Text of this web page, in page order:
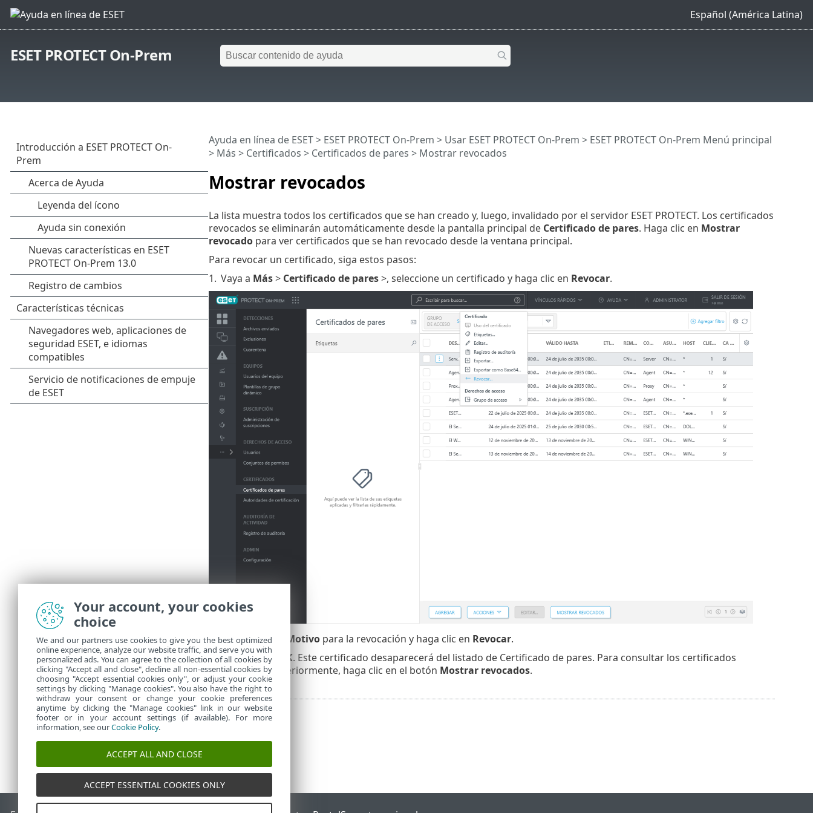
Español (América Latina)
ESET PROTECT On-Prem
Mostrar revocados
Ayuda en línea de ESET> ESET PROTECT On-Prem > Usar ESET PROTECT On-Prem > ESET PROTECT On-Prem Menú principal
> Más > Certificados > Certificados de pares > Mostrar revocados
La lista muestra todos los certificados que se han creado y, luego, invalidado por el servidor ESET PROTECT. Los certificados
revocados se eliminarán automáticamente desde la pantalla principal de Certificado de pares. Haga clic en Mostrar
revocadopara ver certificados que se han revocado desde la ventana principal.
Para revocar un certificado, siga estos pasos:
1. Vaya a Más> Certificado de pares>, seleccione un certificado y haga clic en Revocar.
2. Especifique el Motivopara la revocación y haga clic en Revocar.
3. Haga clic en OK. Este certificado desaparecerá del listado de Certificado de pares. Para consultar los certificados
revocados anteriormente, haga clic en el botón Mostrar revocados.
Your account, your cookies
choice
We and our partners use cookies to give you the best optimized
online experience, analyze our website traffic, and serve you with
personalized ads. You can agree to the collection of all cookies by
clicking "Accept all and close", decline all non-essential cookies by
choosing "Accept essential cookies only", or adjust your cookie
settings by clicking "Manage cookies". You also have the right to
withdraw your consent or change your cookie preferences
anytime by clicking the "Manage cookies" link in our website
footer or in your account settings (if available). For more
information, see ourCookie Policy.
ACCEPT ALL AND CLOSE
ACCEPT ESSENTIAL COOKIES ONLY